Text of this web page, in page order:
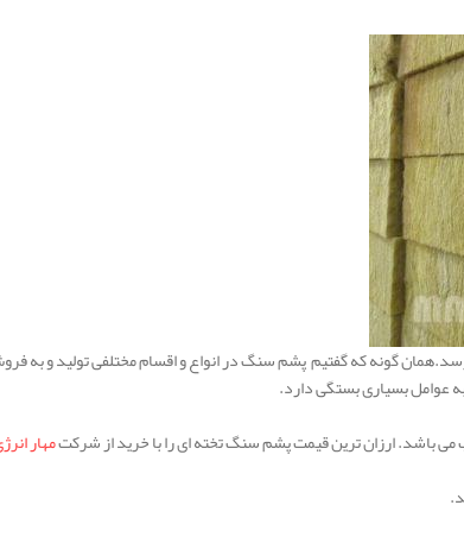
گونه که گفتیم پشم سنگ در انواع و اقسام مختلفی تولید و به
بسیاری بستگی دارد.
می باشد. ارزان ترین قیمت پشم سنگ تخته ای را با خرید از شرکتمهار